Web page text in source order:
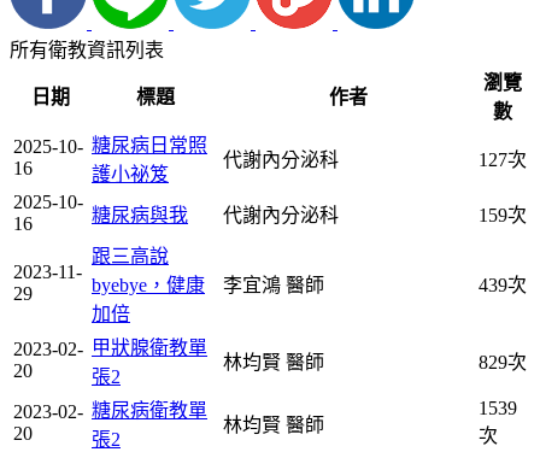
所有衛教資訊列表
日期 標題 作者
瀏覽
數
2025-10-
16
糖尿病日常照
護小祕笈
代謝內分泌科 127次
2025-10-
16
糖尿病與我 代謝內分泌科 159次
2023-11-
29
跟三高說
byebye，健康
加倍
李宜鴻 醫師 439次
2023-02-
20
甲狀腺衛教單
張2
林均賢 醫師 829次
2023-02-
20
糖尿病衛教單
張2
林均賢 醫師
1539
次